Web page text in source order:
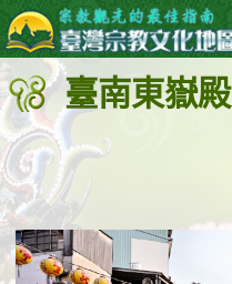
跳
到
主
要
內
容
區
塊
:::
臺南東嶽殿